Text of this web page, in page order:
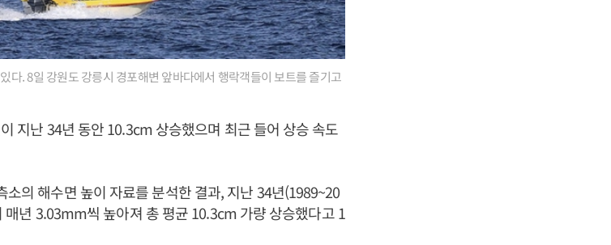
다. 8일 강원도 강릉시 경포해변 앞바다에서 행락객들이 보트를 즐기고
지난 34년 동안 10.3cm 상승했으며 최근 들어 상승 속도
의 해수면 높이 자료를 분석한 결과, 지난 34년(1989~20
매년 3.03mm씩 높아져 총 평균 10.3cm 가량 상승했다고 1